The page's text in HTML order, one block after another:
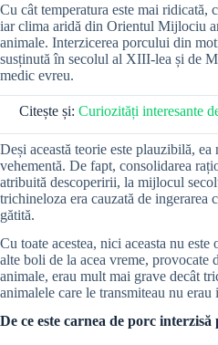
Cu cât temperatura este mai ridicată,
iar clima aridă din Orientul Mijlociu
animale. Interzicerea porcului din
susținută în secolul al XIII-lea și de
medic evreu.
Citește și: Curiozități interesante
Deși această teorie este plauzibilă,
vehementă. De fapt, consolidarea
atribuită descoperirii, la mijlocul
trichineloza era cauzată de ingerarea
gătită.
Cu toate acestea, nici aceasta nu
alte boli de la acea vreme, provocate
animale, erau mult mai grave decât
animalele care le transmiteau nu erau
De ce este carnea de porc